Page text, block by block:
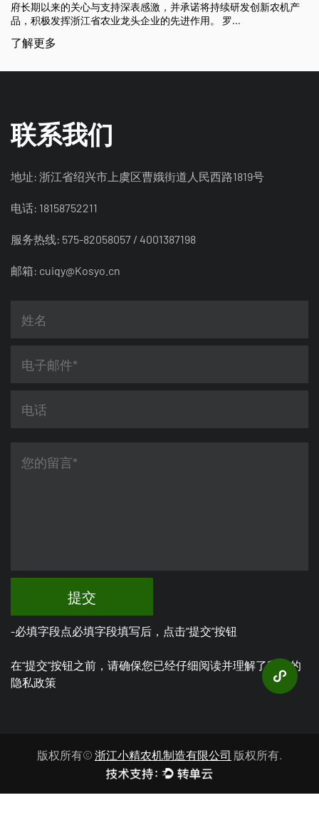
将持续研发创新农机产
用。 罗...
了解更多
联系我们
地址: 浙江省绍兴市上虞区曹娥街道人民西路1819号
电话: 18158752211
服务热线: 575-82058057 / 4001387198
邮箱: cuiqy@Kosyo.cn
提交
-必填字段点必填字段填写后，点击“提交”按钮
在“提交”按钮之前，请确保您已经仔细阅读并理解了我们的
隐私政策
版权所有© 浙江小精农机制造有限公司 版权所有.